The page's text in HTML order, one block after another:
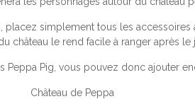
, placez simplement tous les
château le rend facile à ranger après le
Peppa Pig, vous pouvez donc ajouter